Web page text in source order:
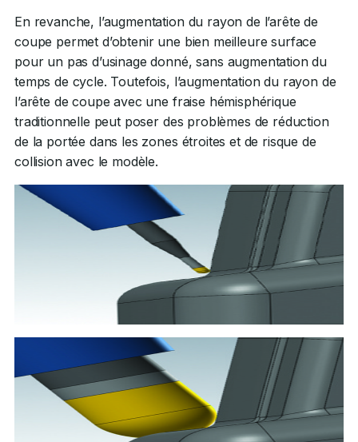
En revanche, l’augmentation du rayon de l’arête de
coupe permet d’obtenir une bien meilleure surface
pour un pas d’usinage donné, sans augmentation du
temps de cycle. Toutefois, l’augmentation du rayon de
l’arête de coupe avec une fraise hémisphérique
traditionnelle peut poser des problèmes de réduction
de la portée dans les zones étroites et de risque de
collision avec le modèle.